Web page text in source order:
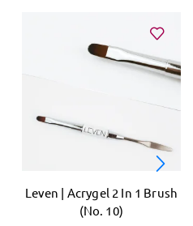
Leven | Acrygel 2 In 1 Brush
(No. 10)